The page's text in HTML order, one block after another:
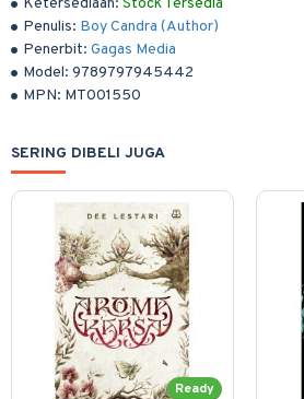
Ketersediaan: Stock Tersedia
Penulis: Boy Candra (Author)
Penerbit: Gagas Media
Model: 9789797945442
MPN: MT001550
SERING DIBELI JUGA
Ready